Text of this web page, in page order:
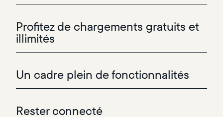
Profitez de chargements gratuits et
illimités
Un cadre plein de fonctionnalités
Rester connecté